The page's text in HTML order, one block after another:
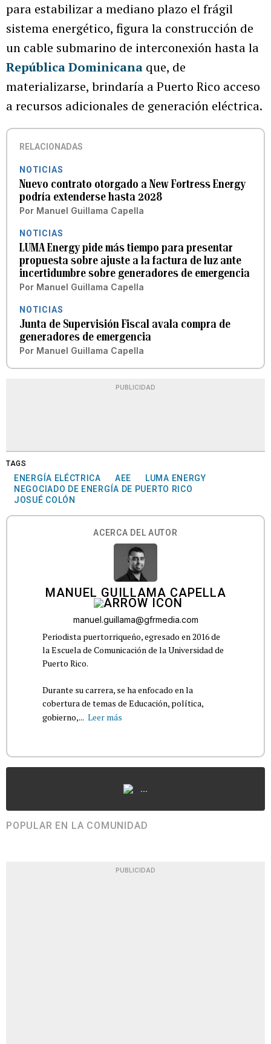
para estabilizar a mediano plazo el frágil
sistema energético, figura la construcción de
un cable submarino de interconexión hasta la
República Dominicana que, de
materializarse, brindaría a Puerto Rico acceso
a recursos adicionales de generación eléctrica.
RELACIONADAS
NOTICIAS
Nuevo contrato otorgado a New Fortress Energy
podría extenderse hasta 2028
Por Manuel Guillama Capella
NOTICIAS
LUMA Energy pide más tiempo para presentar
propuesta sobre ajuste a la factura de luz ante
incertidumbre sobre generadores de emergencia
Por Manuel Guillama Capella
NOTICIAS
Junta de Supervisión Fiscal avala compra de
generadores de emergencia
Por Manuel Guillama Capella
PUBLICIDAD
TAGS
ENERGÍA ELÉCTRICA AEE
LUMA ENERGY
NEGOCIADO DE ENERGÍA DE PUERTO RICO
JOSUÉ COLÓN
ACERCA DEL AUTOR
MANUEL GUILLAMA CAPELLA
manuel.guillama@gfrmedia.com
Periodista puertorriqueño, egresado en 2016 de
la Escuela de Comunicación de la Universidad de
Puerto Rico.
Durante su carrera, se ha enfocado en la
cobertura de temas de Educación, política,
gobierno,... Leer más
...
POPULAR EN LA COMUNIDAD
PUBLICIDAD